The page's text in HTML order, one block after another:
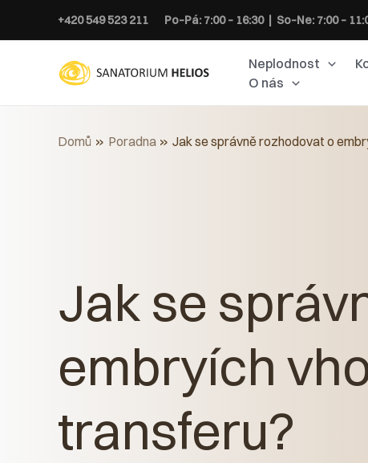
+420 549 523 211 Po–Pá: 7:00 – 16:30 | So–Ne: 7:00 –
Neplodnost
O nás
Jak se
embryích
transferu?
Domů Poradna Jak se správně rozhodovat o